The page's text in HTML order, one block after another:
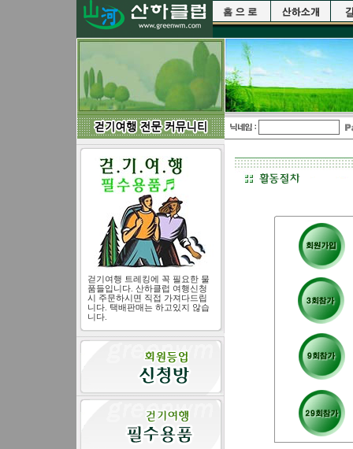
걷기여행 트레킹에 꼭 필요한 물
품들입니다. 산하클럽 여행신청
시 주문하시면 직접 가져다드립
니다. 택배판매는 하고있지 않습
니다.